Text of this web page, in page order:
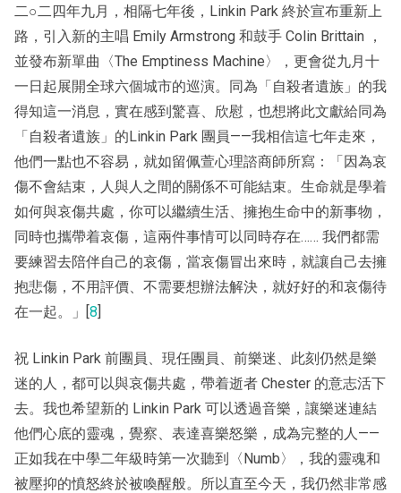
二○二四年九月，相隔七年後，Linkin Park 終於宣布重新上
路，引入新的主唱 Emily Armstrong 和鼓手 Colin Brittain ，
並發布新單曲〈The Emptiness Machine〉，更會從九月十
一日起展開全球六個城市的巡演。同為「自殺者遺族」的我
得知這一消息，實在感到驚喜、欣慰，也想將此文獻給同為
「自殺者遺族」的Linkin Park 團員——我相信這七年走來，
他們一點也不容易，就如留佩萱心理諮商師所寫：「因為哀
傷不會結束，人與人之間的關係不可能結束。生命就是學着
如何與哀傷共處，你可以繼續生活、擁抱生命中的新事物，
同時也攜帶着哀傷，這兩件事情可以同時存在…… 我們都需
要練習去陪伴自己的哀傷，當哀傷冒出來時，就讓自己去擁
抱悲傷，不用評價、不需要想辦法解決，就好好的和哀傷待
在一起。」[8]
祝 Linkin Park 前團員、現任團員、前樂迷、此刻仍然是樂
迷的人，都可以與哀傷共處，帶着逝者 Chester 的意志活下
去。我也希望新的 Linkin Park 可以透過音樂，讓樂迷連結
他們心底的靈魂，覺察、表達喜樂怒樂，成為完整的人——
正如我在中學二年級時第一次聽到〈Numb〉，我的靈魂和
被壓抑的憤怒終於被喚醒般。所以直至今天，我仍然非常感